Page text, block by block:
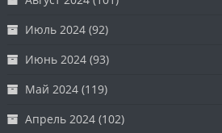
Июль 2024 (92)
Июнь 2024 (93)
Май 2024 (119)
Апрель 2024 (102)